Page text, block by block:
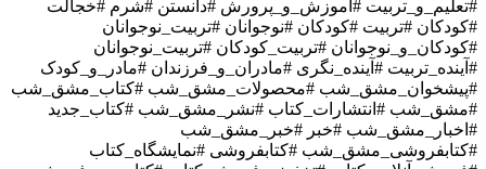
#تعلیم_و_تربیت #آموزش_و_پرورش #دانستن #شرم #خجالت
#کودکان #تربیت #کودکان #نوجوانان #تربیت_نوجوانان
#کودکان_و_نوجوانان #تربیت_کودکان #تربیت_نوجوانان
#آینده_تربیت #آینده_نگری #مادران_و_فرزندان #مادر_و_کودک
#پیشخوان_مشق_شب #محصولات_مشق_شب #کتاب_مشق_شب
#مشق_شب #انتشارات_کتاب #نشر_مشق_شب #کتاب_جدید
#اخبار_مشق_شب #خبر #خبر_مشق_شب
#کتابفروشی_مشق_شب #کتابفروشی #نمایشگاه_کتاب